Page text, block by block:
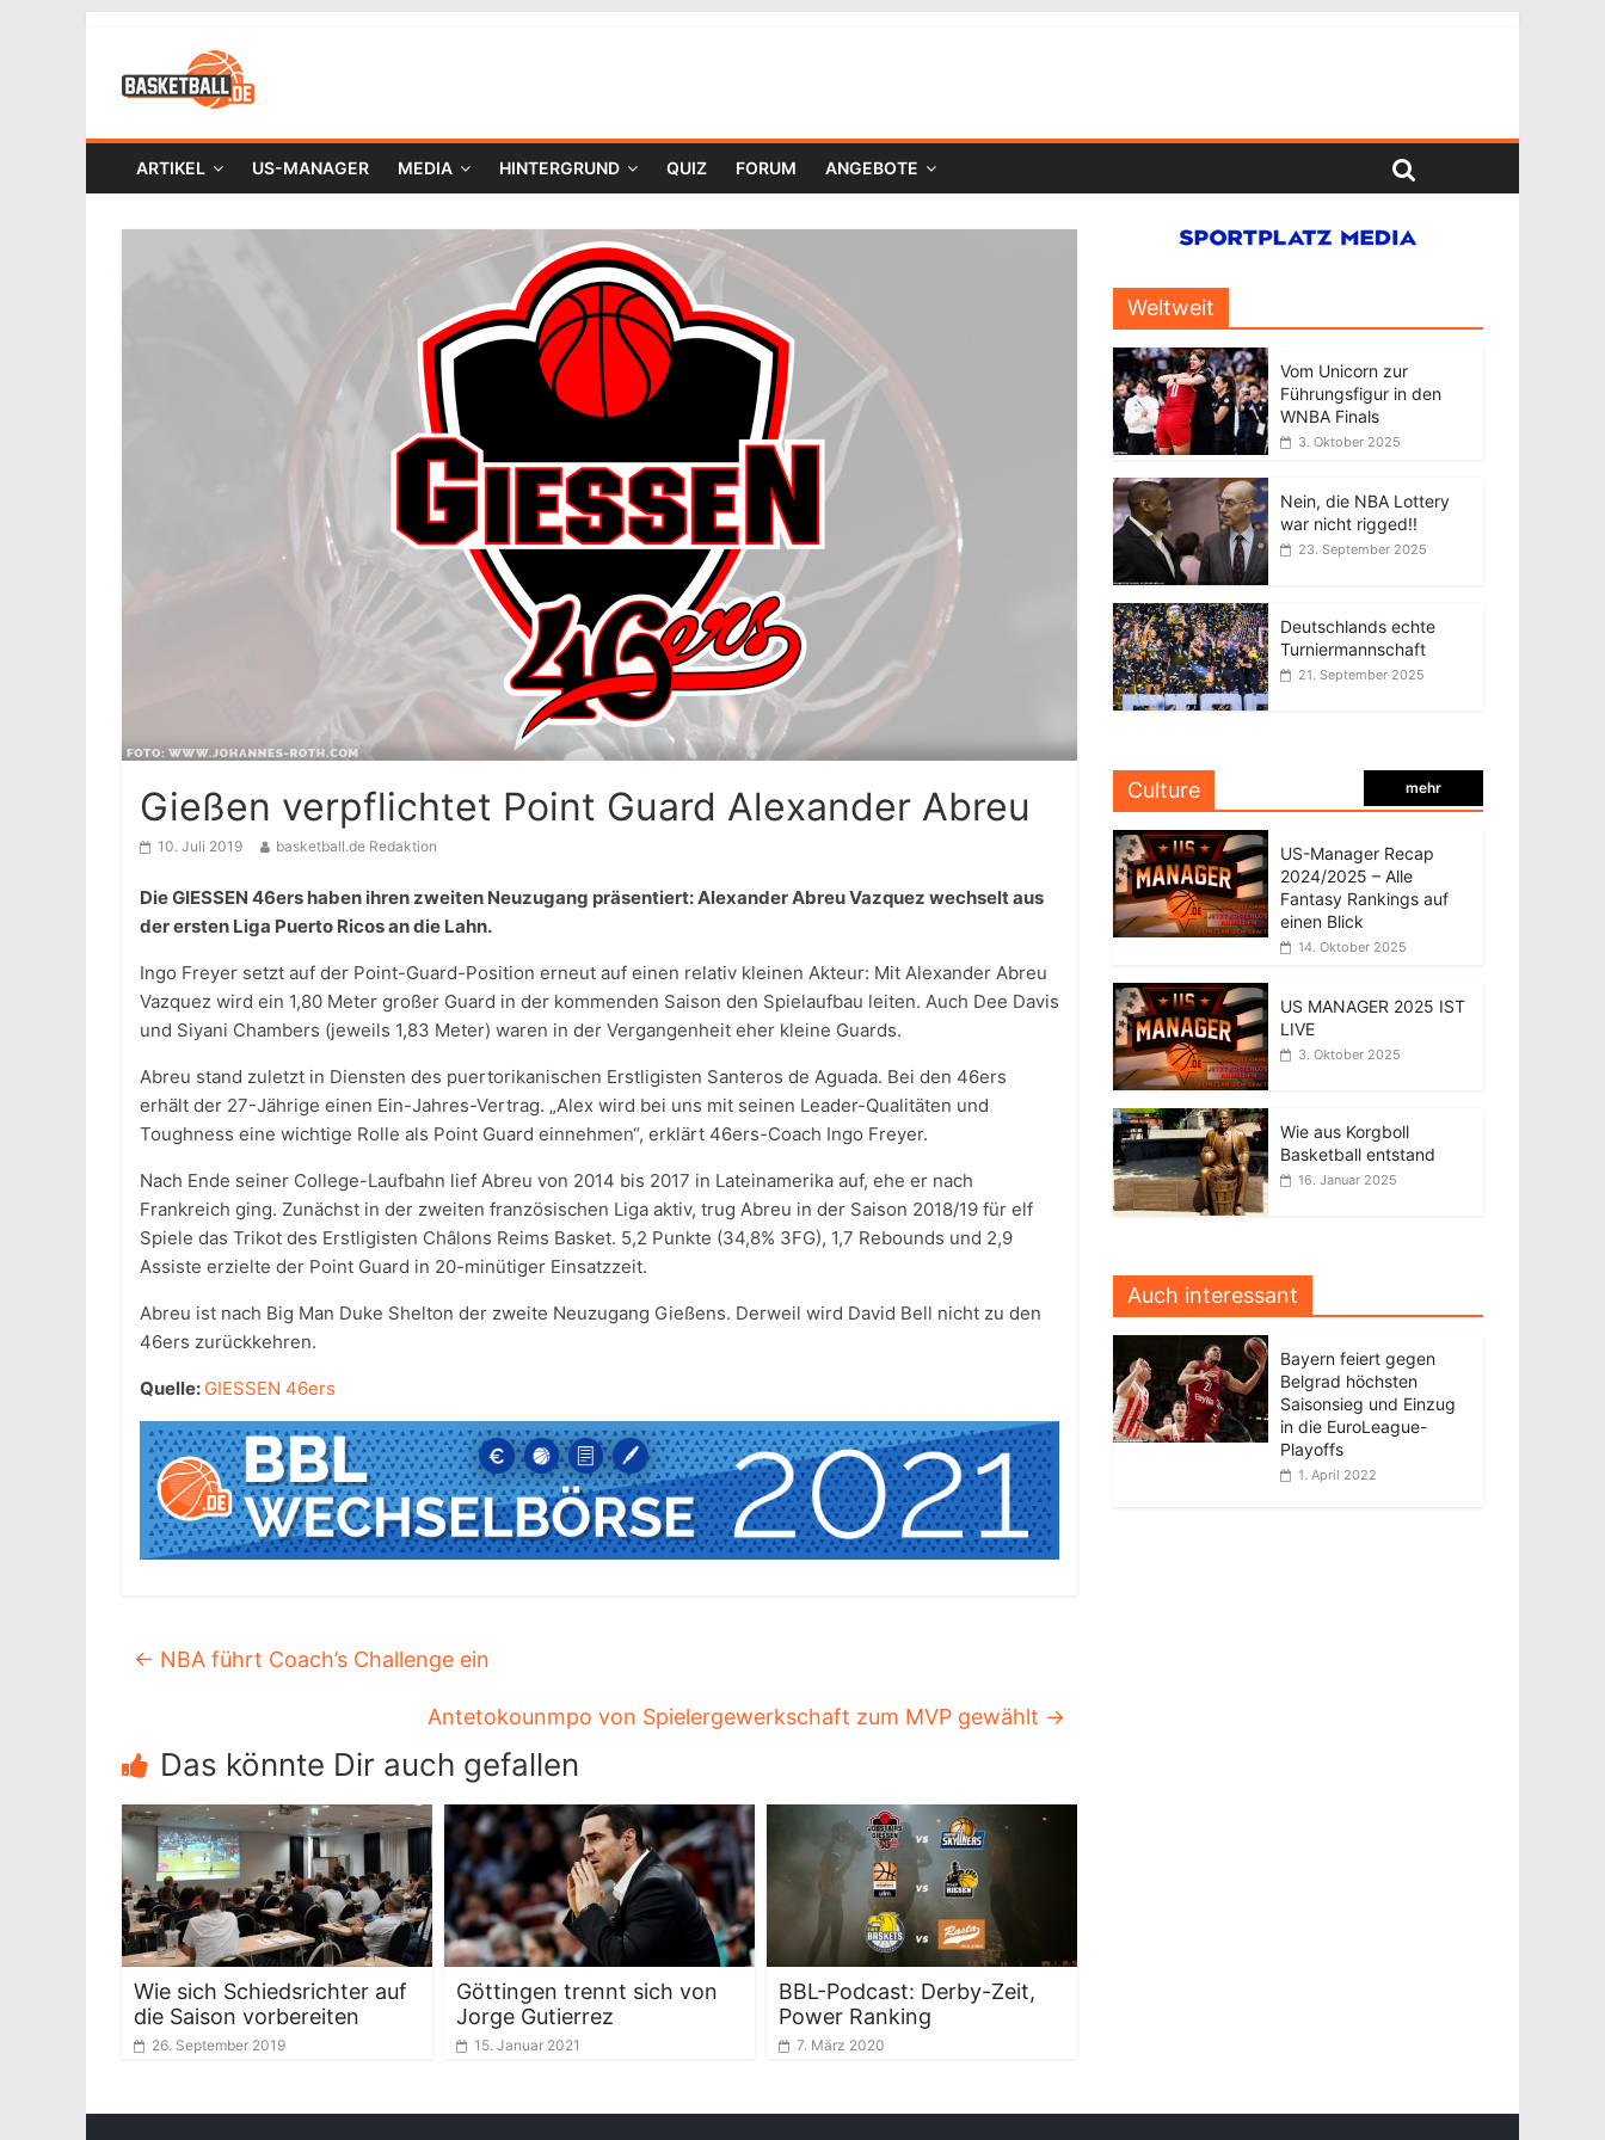
ARTIKEL US-MANAGER MEDIA HINTERGRUND QUIZ FORUM ANGEBOTE
Gießen verpflichtet Point Guard Alexander Abreu
10. Juli 2019 basketball.de Redaktion
Die GIESSEN 46ers haben ihren zweiten Neuzugang präsentiert: Alexander Abreu Vazquez wechselt aus
der ersten Liga Puerto Ricos an die Lahn.
Ingo Freyer setzt auf der Point-Guard-Position erneut auf einen relativ kleinen Akteur: Mit Alexander Abreu
Vazquez wird ein 1,80 Meter großer Guard in der kommenden Saison den Spielaufbau leiten. Auch Dee Davis
und Siyani Chambers (jeweils 1,83 Meter) waren in der Vergangenheit eher kleine Guards.
Abreu stand zuletzt in Diensten des puertorikanischen Erstligisten Santeros de Aguada. Bei den 46ers
erhält der 27-Jährige einen Ein-Jahres-Vertrag. „Alex wird bei uns mit seinen Leader-Qualitäten und
Toughness eine wichtige Rolle als Point Guard einnehmen“, erklärt 46ers-Coach Ingo Freyer.
Nach Ende seiner College-Laufbahn lief Abreu von 2014 bis 2017 in Lateinamerika auf, ehe er nach
Frankreich ging. Zunächst in der zweiten französischen Liga aktiv, trug Abreu in der Saison 2018/19 für elf
Spiele das Trikot des Erstligisten Châlons Reims Basket. 5,2 Punkte (34,8% 3FG), 1,7 Rebounds und 2,9
Assiste erzielte der Point Guard in 20-minütiger Einsatzzeit.
Abreu ist nach Big Man Duke Shelton der zweite Neuzugang Gießens. Derweil wird David Bell nicht zu den
46ers zurückkehren.
Quelle: GIESSEN 46ers
← NBA führt Coach’s Challenge ein
Antetokounmpo von Spielergewerkschaft zum MVP gewählt →
Das könnte Dir auch gefallen
Wie sich Schiedsrichter auf
die Saison vorbereiten
26. September 2019
Göttingen trennt sich von
Jorge Gutierrez
15. Januar 2021
BBL-Podcast: Derby-Zeit,
Power Ranking
7. März 2020
Weltweit
Vom Unicorn zur
Führungsfigur in den
WNBA Finals
3. Oktober 2025
Nein, die NBA Lottery
war nicht rigged!!
23. September 2025
Deutschlands echte
Turniermannschaft
21. September 2025
Culture mehr
US-Manager Recap
2024/2025 – Alle
Fantasy Rankings auf
einen Blick
14. Oktober 2025
US MANAGER 2025 IST
LIVE
3. Oktober 2025
Wie aus Korgboll
Basketball entstand
16. Januar 2025
Auch interessant
Bayern feiert gegen
Belgrad höchsten
Saisonsieg und Einzug
in die EuroLeague-
Playoffs
1. April 2022